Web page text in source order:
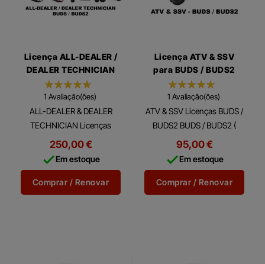
Licença ALL-DEALER /
DEALER TECHNICIAN
para BUDS / BUDS2
1 Avaliação(ões)
ALL-DEALER & DEALER
TECHNICIAN Licenças
BUDS / BUDS2 BUDS /
BUDS2 ( Software BRP
Utilitário e de Diagnóstico) é
um software multi-idioma
de...
250,00 €
Em estoque
Comprar / Renovar
Licença ATV & SSV
para BUDS / BUDS2
1 Avaliação(ões)
ATV & SSV Licenças BUDS /
BUDS2 BUDS / BUDS2 (
Software BRP Utilitário e de
Diagnóstico) é um software
multi-idioma de diagnóstico
que lhe dá...
95,00 €
Em estoque
Comprar / Renovar